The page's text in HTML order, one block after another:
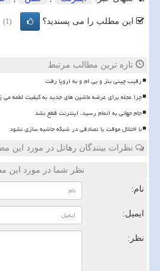
این مطلب را می پسندید؟ (1)
تازه ترین مطالب مرتبط
رقیب چینی بنز و بی ام و به اروپا رفت
چرا عجله برای عرضه ماشین های جدید به کیفیت لطمه می
️جام جهانی به اتمام رسید، اینترنت قطع نشد
با اختلال موقت یا تصادفی در شبکه حاشیه سازی نشود
نظرات بینندگان رهاتل در مورد این
نظر شما در مورد این
نام:
ایمیل:
نظر: